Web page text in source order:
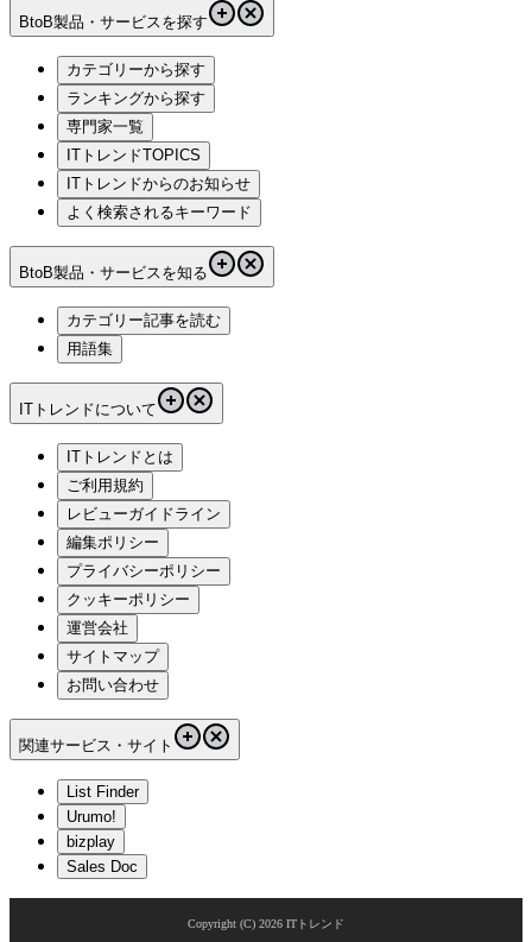
BtoB製品・サービスを探す
カテゴリーから探す
ランキングから探す
専門家一覧
ITトレンドTOPICS
ITトレンドからのお知らせ
よく検索されるキーワード
BtoB製品・サービスを知る
カテゴリー記事を読む
用語集
ITトレンドについて
ITトレンドとは
ご利用規約
レビューガイドライン
編集ポリシー
プライバシーポリシー
クッキーポリシー
運営会社
サイトマップ
お問い合わせ
関連サービス・サイト
List Finder
Urumo!
bizplay
Sales Doc
Copyright (C) 2026 ITトレンド